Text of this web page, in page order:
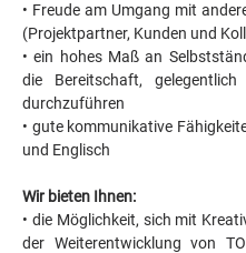
• Freude am Umgang mit
(Projektpartner, Kunden und
• ein hohes Maß an
die Bereitschaft, gelegentlich
durchzuführen
• gute kommunikative
und Englisch
Wir bieten Ihnen:
• die Möglichkeit, sich mit
der Weiterentwicklung von